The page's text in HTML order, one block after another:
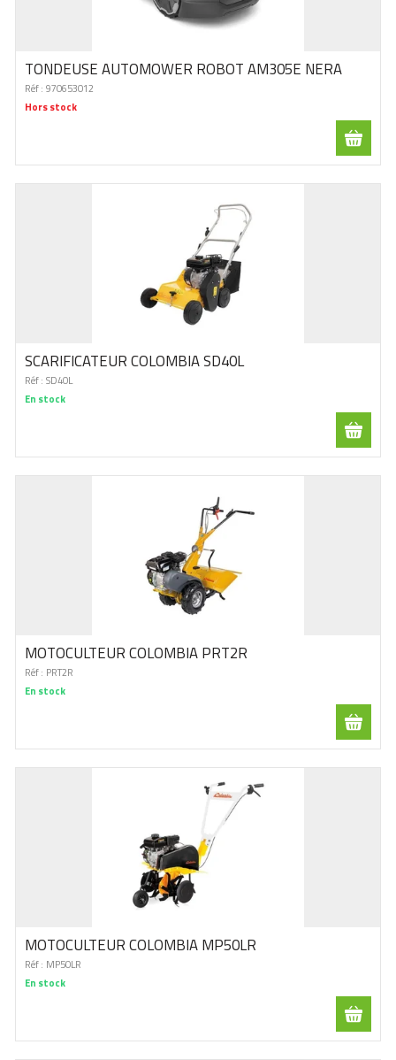
TONDEUSE AUTOMOWER ROBOT AM305E NERA
Réf : 970653012
Hors stock
SCARIFICATEUR COLOMBIA SD40L
Réf : SD40L
En stock
MOTOCULTEUR COLOMBIA PRT2R
Réf : PRT2R
En stock
MOTOCULTEUR COLOMBIA MP50LR
Réf : MP50LR
En stock